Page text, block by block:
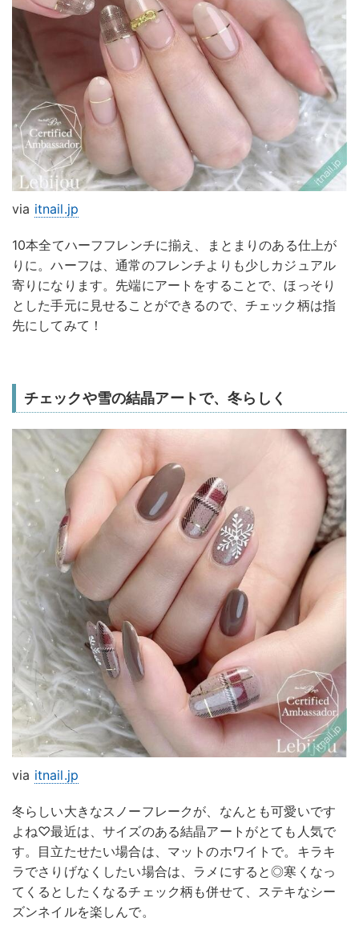
via itnail.jp
10本全てハーフフレンチに揃え、まとまりのある仕上が
りに。ハーフは、通常のフレンチよりも少しカジュアル
寄りになります。先端にアートをすることで、ほっそり
とした手元に見せることができるので、チェック柄は指
先にしてみて！
チェックや雪の結晶アートで、冬らしく
via itnail.jp
冬らしい大きなスノーフレークが、なんとも可愛いです
よね♡最近は、サイズのある結晶アートがとても人気で
す。目立たせたい場合は、マットのホワイトで。キラキ
ラでさりげなくしたい場合は、ラメにすると◎寒くなっ
てくるとしたくなるチェック柄も併せて、ステキなシー
ズンネイルを楽しんで。